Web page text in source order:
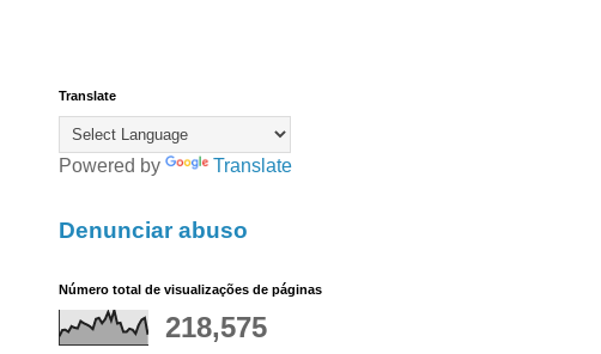
Translate
Powered by Translate
Denunciar abuso
Número total de visualizações de páginas
218,575